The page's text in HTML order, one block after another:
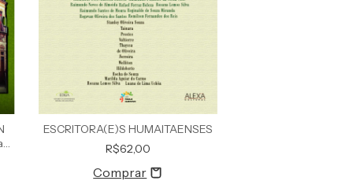
ESCRITORA(E)S HUMAITAENSES
R$62,00